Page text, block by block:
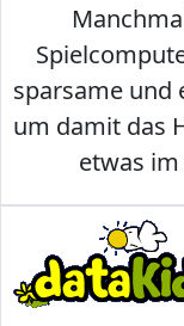
sparsame und
um damit das
etwas